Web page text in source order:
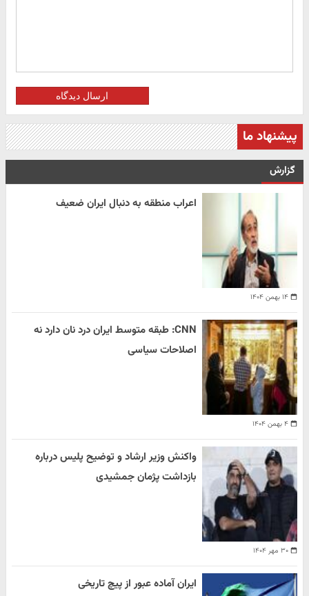
ارسال دیدگاه
پیشنهاد ما
گزارش
۱۴ بهمن ۱۴۰۴
اعراب منطقه به دنبال ایران ضعیف
۴ بهمن ۱۴۰۴
CNN: طبقه متوسط ایران درد نان دارد نه
اصلاحات سیاسی
۳۰ مهر ۱۴۰۴
واکنش وزیر ارشاد و توضیح پلیس درباره
بازداشت پژمان جمشیدی
ایران آماده عبور از پیچ تاریخی